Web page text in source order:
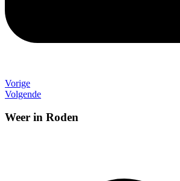
Vorige
Volgende
Weer in Roden